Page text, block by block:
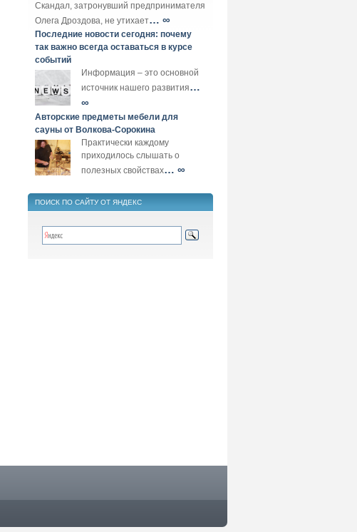
Скандал, затронувший предпринимателя
Олега Дроздова, не утихает… ∞
Последние новости сегодня: почему
так важно всегда оставаться в курсе
событий
Информация – это основной
источник нашего развития…
∞
Авторские предметы мебели для
сауны от Волкова-Сорокина
Практически каждому
приходилось слышать о
полезных свойствах… ∞
ПОИСК ПО САЙТУ ОТ ЯНДЕКС